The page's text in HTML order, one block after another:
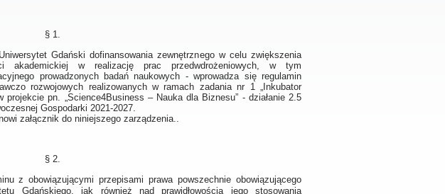
§ 1.
Gdański dofinansowania zewnętrznego w celu zwiększenia
akademickiej w realizację prac przedwdrożeniowych, w tym
prowadzonych badań naukowych - wprowadza się regulamin
rozwojowych realizowanych w ramach zadania nr 1 „Inkubator
projekcie pn. „Science4Business – Nauka dla Biznesu” - działanie 2.5
Gospodarki 2021-2027.
załącznik do niniejszego zarządzenia..
§ 2.
z obowiązującymi przepisami prawa powszechnie obowiązującego
Gdańskiego, jak również nad prawidłowością jego stosowania